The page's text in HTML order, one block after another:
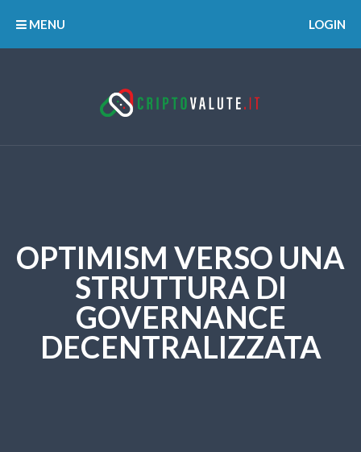
MENU LOGIN
OPTIMISM VERSO UNA
STRUTTURA DI
GOVERNANCE
DECENTRALIZZATA